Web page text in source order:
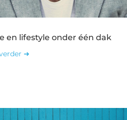
en lifestyle onder één dak
➜